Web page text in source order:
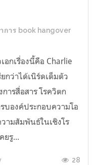
การ book hangover
อกเรื่องนี้คือ Charlie
กว่าได้เนิร์ดเต็มตัว
ารสื่อสาร โรควิตก
บองค์ประกอบความโอ
ามสัมพันธ์ในเชิงโร
ยรู...
28